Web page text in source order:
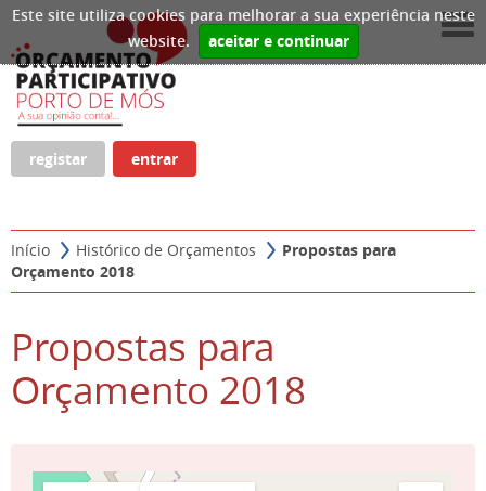
Este site utiliza cookies para melhorar a sua experiência neste
website.
aceitar e continuar
registar entrar
Início Histórico de Orçamentos
Propostas para
Orçamento 2018
Propostas para
Orçamento 2018